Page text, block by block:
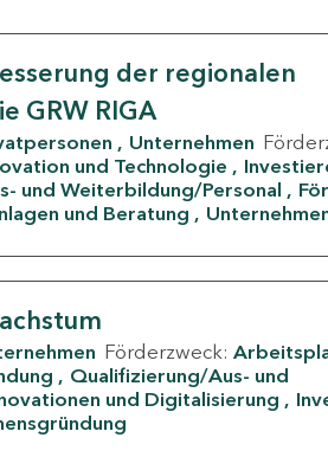
der regionalen
GRW RIGA
Unternehmen
und Technologie
und Weiterbildung/Personal
und Beratung
Förderzweck:
Qualifizierung/Aus- und
und Digitalisierung